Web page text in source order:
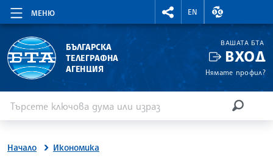
МЕНЮ
RIGHTMENU.SOCIAL
EN
ВАЛУТНИ
БЪЛГАРСКА
ТЕЛЕГРАФНА
АГЕНЦИЯ
ВАШАТА БТА
ВХОД
Нямате профил?
Начало Икономика